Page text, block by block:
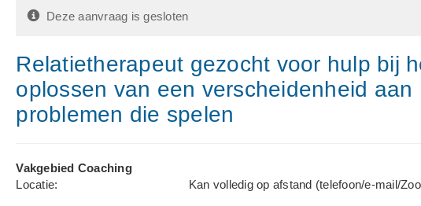
Deze aanvraag is gesloten
Relatietherapeut gezocht voor hulp bij
oplossen van een verscheidenheid aan
problemen die spelen
Vakgebied Coaching
Locatie:
Kan volledig op afstand (telefoon/e-mail/